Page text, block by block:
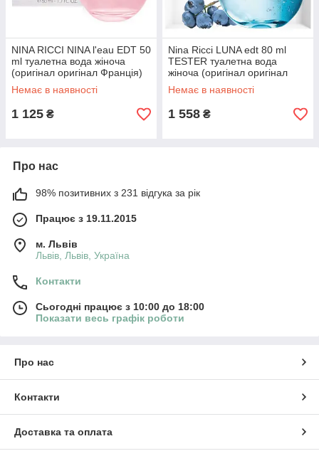
NINA RICCI NINA l'eau EDT 50
ml туалетна вода жіноча
(оригінал оригінал Франція)
Немає в наявності
1 125 ₴
Nina Ricci LUNA edt 80 ml
TESTER туалетна вода
жіноча (оригінал оригінал
Франція)
Немає в наявності
1 558 ₴
Про нас
98% позитивних з 231 відгука за рік
Працює з 19.11.2015
м. Львів
Львів, Львів, Україна
Контакти
Сьогодні працює з 10:00 до 18:00
Показати весь графік роботи
Про нас
Контакти
Доставка та оплата